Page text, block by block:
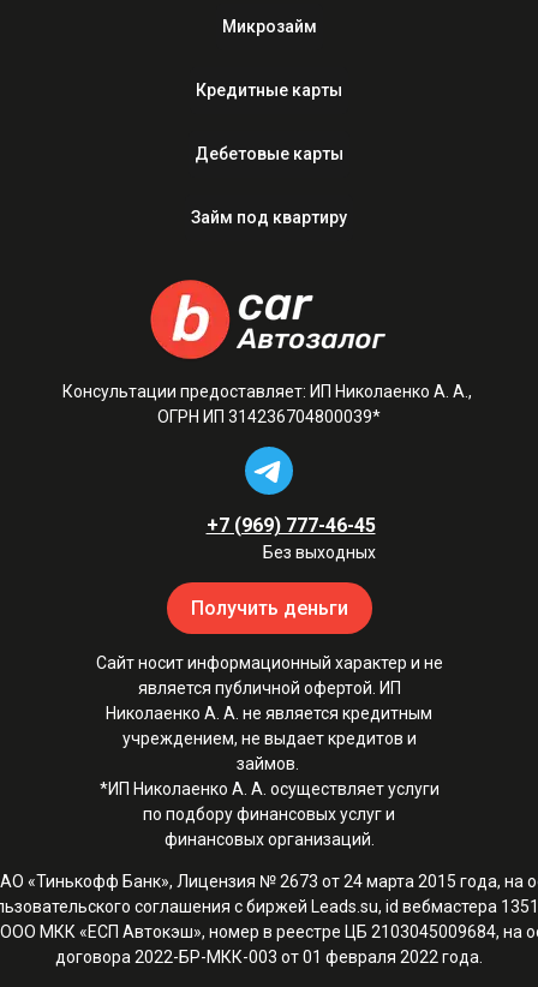
Микрозайм
Кредитные карты
Дебетовые карты
Займ под квартиру
Консультации предоставляет: ИП Николаенко А. А.,
ОГРН ИП 314236704800039*
+7 (969) 777-46-45
Без выходных
Получить деньги
Сайт носит информационный характер и не
является публичной офертой. ИП
Николаенко А. А. не является кредитным
учреждением, не выдает кредитов и
займов.
*ИП Николаенко А. А. осуществляет услуги
по подбору финансовых услуг и
финансовых организаций.
«Тинькофф Банк», Лицензия № 2673 от 24 марта 2015 года, на
соглашения с биржей Leads.su, id вебмастера
МКК «ЕСП Автокэш», номер в реестре ЦБ 2103045009684, на
договора 2022-БР-МКК-003 от 01 февраля 2022 года.